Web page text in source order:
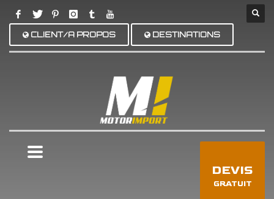
CLIENT/A PROPOS DESTINATIONS
DEVIS
GRATUIT